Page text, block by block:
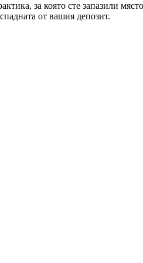
за която сте запазили
от вашия депозит.